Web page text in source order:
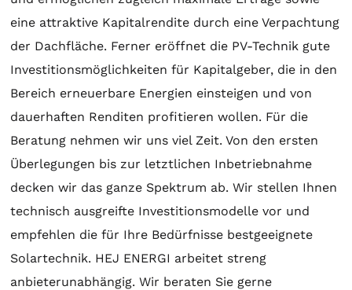
eine attraktive Kapitalrendite durch eine Verpachtung
der Dachfläche. Ferner eröffnet die PV-Technik gute
Investitionsmöglichkeiten für Kapitalgeber, die in den
Bereich erneuerbare Energien einsteigen und von
dauerhaften Renditen profitieren wollen. Für die
Beratung nehmen wir uns viel Zeit. Von den ersten
Überlegungen bis zur letztlichen Inbetriebnahme
decken wir das ganze Spektrum ab. Wir stellen Ihnen
technisch ausgreifte Investitionsmodelle vor und
empfehlen die für Ihre Bedürfnisse bestgeeignete
Solartechnik. HEJ ENERGI arbeitet streng
anbieterunabhängig. Wir beraten Sie gerne